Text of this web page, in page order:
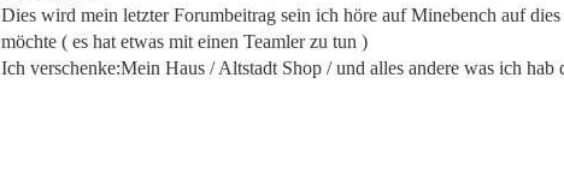
Dies wird mein letzter Forumbeitrag sein ich höre auf Minebench auf
möchte ( es hat etwas mit einen Teamler zu tun )
Ich verschenke:Mein Haus / Altstadt Shop / und alles andere was ich